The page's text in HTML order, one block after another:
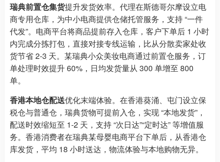
瑞典前置仓集货提升发货效率。代理在斯德哥尔摩设立电
商专用仓库，为中小电商提供仓储托管服务，支持 “一件
代发”。电商平台将商品提前存入仓库，客户下单后 1 小时
内完成分拣打包，直接对接专线运输，比从分散卖家处收
货节省 2-3 天。某瑞典小众美妆电商通过前置仓服务，订
单处理时效提升 60%，日均发货量从 300 单增至 800
单。
香港本地仓配送优化末端体验。在香港葵涌、屯门设立保
税仓与普通仓，瑞典货物可提前入仓，实现 “本地发货”，
配送时效缩短至 1-2 天，支持 “次日达”“定时达” 等增值服
务。香港消费者在瑞典某母婴电商平台下单后，从香港仓
库发货，平均 18 小时送达，物流体验与本地购物无异。